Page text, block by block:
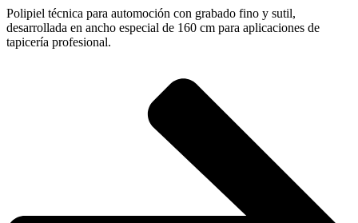
Polipiel técnica para automoción con grabado fino y sutil,
desarrollada en ancho especial de 160 cm para aplicaciones de
tapicería profesional.